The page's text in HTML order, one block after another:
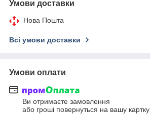
Умови доставки
Нова Пошта
Всі умови доставки
Умови оплати
Ви отримаєте замовлення
або гроші повернуться на вашу картку